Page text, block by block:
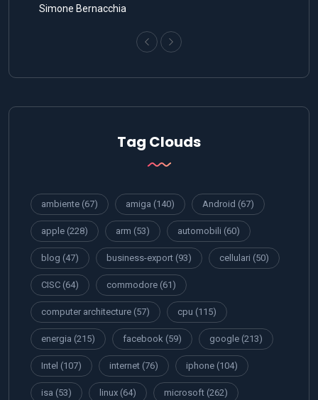
Simone Bernacchia
Tag Clouds
ambiente (67) amiga (140) Android (67)
apple (228) arm (53) automobili (60)
blog (47) business-export (93) cellulari (50)
CISC (64) commodore (61)
computer architecture (57) cpu (115)
energia (215) facebook (59) google (213)
Intel (107) internet (76) iphone (104)
isa (53) linux (64) microsoft (262)